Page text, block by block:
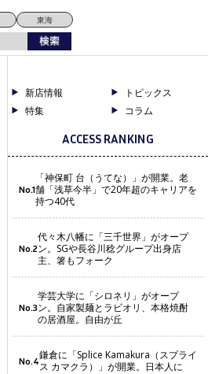
東海
新店情報
トピックス
特集
コラム
ACCESS RANKING
No.1
「神保町 台（うてな）」が開業。老
舗「浅草今半」で20年超のキャリアを
持つ40代
No.2
代々木八幡に「三千世界」がオープ
ン。SGや長谷川稔グループ出身店
主、箸もフォーク
No.3
学芸大学に「シロネリ」がオープ
ン。自家製麺とラビオリ、本格焼酎
の居酒屋。自由が丘
No.4鎌倉に「Splice Kamakura（スプライ
ス カマクラ）」が開業。日本人に